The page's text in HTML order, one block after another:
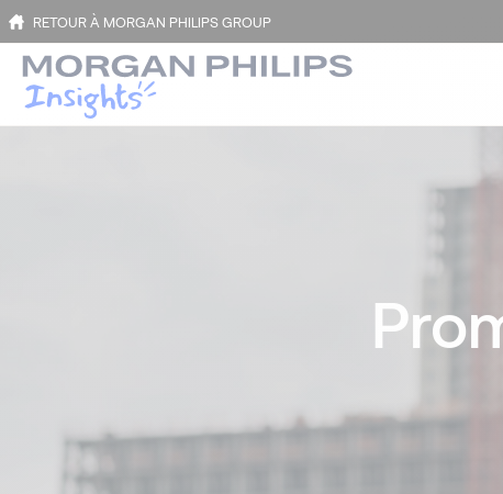
RETOUR À MORGAN PHILIPS GROUP